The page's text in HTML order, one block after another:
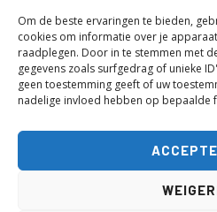
Om de beste ervaringen te bieden,
cookies om informatie over je
raadplegen. Door in te stemmen met
gegevens zoals surfgedrag of unieke
geen toestemming geeft of uw
nadelige invloed hebben op bepaalde
HET
HET
TIJDPERK VAN
15 DECEMBER 2023
VOOR TIENERS?
3 JUNI 2021
OVER 1,5
OP EEN DAG!